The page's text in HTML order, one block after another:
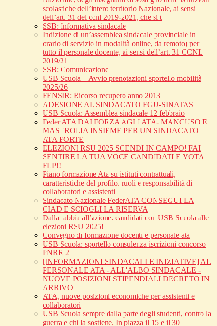
scolastiche dell’intero territorio Nazionale, ai sensi
dell’art. 31 del ccnl 2019-2021, che si t
SSB: Informativa sindacale
Indizione di un’assemblea sindacale provinciale in
orario di servizio in modalità online, da remoto) per
tutto il personale docente, ai sensi dell’art. 31 CCNL
2019/21
SSB: Comunicazione
USB Scuola – Avvio prenotazioni sportello mobilità
2025/26
FENSIR: Ricorso recupero anno 2013
ADESIONE AL SINDACATO FGU-SINATAS
USB Scuola: Assemblea sindacale 12 febbraio
Feder ATA DAI FORZA AGLI ATA- MANCUSO E
MASTROLIA INSIEME PER UN SINDACATO
ATA FORTE
ELEZIONI RSU 2025 SCENDI IN CAMPO! FAI
SENTIRE LA TUA VOCE CANDIDATI E VOTA
FLP!!
Piano formazione Ata su istituti contrattuali,
caratteristiche del profilo, ruoli e responsabilità di
collaboratori e assistenti
Sindacato Nazionale FederATA CONSEGUI LA
CIAD E SCIOGLI LA RISERVA
Dalla rabbia all’azione: candidati con USB Scuola alle
elezioni RSU 2025!
Convegno di formazione docenti e personale ata
USB Scuola: sportello consulenza iscrizioni concorso
PNRR 2
[INFORMAZIONI SINDACALI E INIZIATIVE] AL
PERSONALE ATA - ALL'ALBO SINDACALE -
NUOVE POSIZIONI STIPENDIALI DECRETO IN
ARRIVO
ATA, nuove posizioni economiche per assistenti e
collaboratori
USB Scuola sempre dalla parte degli studenti, contro la
guerra e chi la sostiene. In piazza il 15 e il 30